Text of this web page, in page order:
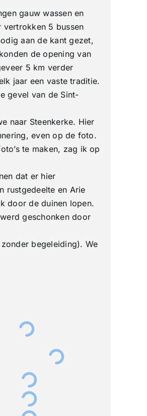
gauw wassen en
vertrokken 5 bussen
aan de kant gezet,
de opening van
5 km verder
jaar een vaste traditie.
gevel van de Sint-
naar Steenkerke. Hier
even op de foto.
te maken, zag ik op
dat er hier
rustgedeelte en Arie
door de duinen lopen.
geschonken door
begeleiding). We